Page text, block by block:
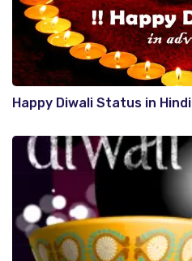
Happy Diwali Status in Hindi